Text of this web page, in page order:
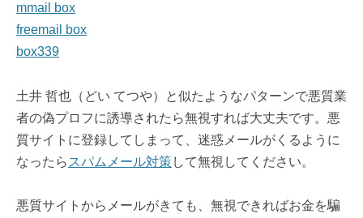
mmail box
freemail box
box339
土井 哲也（どい てつや）と似たようなパターンで悪質業
者の偽プロフに誘導されたら無視すれば大丈夫です。悪
質サイトに登録してしまって、迷惑メールがくるように
なったら スパムメール対策して無視してください。
悪質サイトからメールがきても、無視できればお金を騙